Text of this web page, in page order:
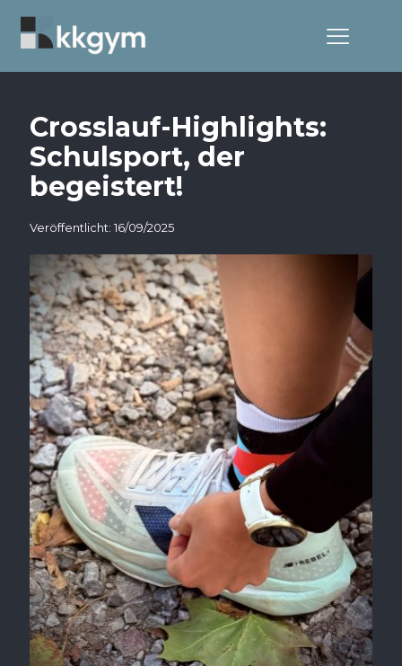
Crosslauf-Highlights:
Schulsport, der
begeistert!
Veröffentlicht: 16/09/2025